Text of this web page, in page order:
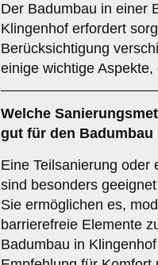
Der Badumbau in einer
Klingenhof erfordert
Berücksichtigung
einige wichtige
Welche
gut für den
Eine Teilsanierung oder
sind besonders
Sie ermöglichen es,
barrierefreie Elemente
Badumbau in